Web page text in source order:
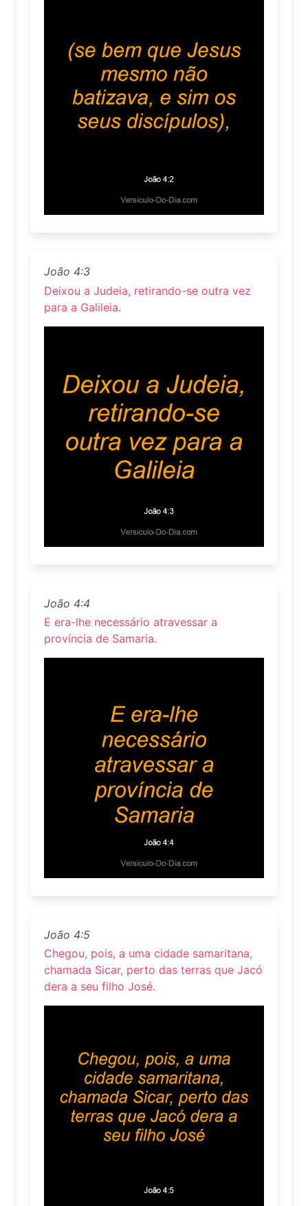
João 4:3
Deixou a Judeia, retirando-se outra vez
para a Galileia.
João 4:4
E era-lhe necessário atravessar a
província de Samaria.
João 4:5
Chegou, pois, a uma cidade samaritana,
chamada Sicar, perto das terras que Jacó
dera a seu filho José.